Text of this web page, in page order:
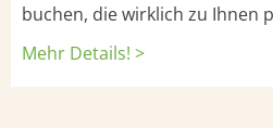
buchen, die wirklich zu Ihnen
Mehr Details! >